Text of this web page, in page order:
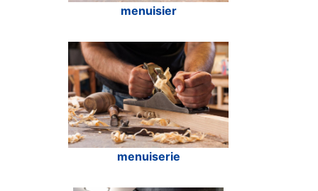
menuisier
menuiserie